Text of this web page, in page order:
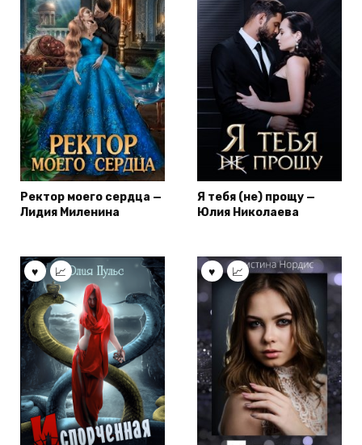
Ректор моего сердца —
Лидия Миленина
Я тебя (не) прощу —
Юлия Николаева